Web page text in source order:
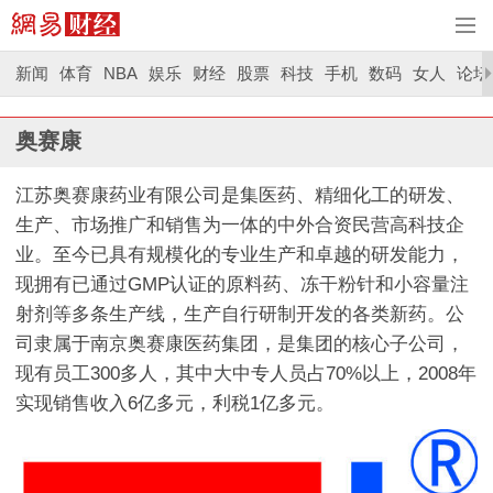
新闻 体育 NBA 娱乐 财经 股票 科技 手机 数码 女人 论坛
奥赛康
江苏奥赛康药业有限公司是集医药、精细化工的研发、
生产、市场推广和销售为一体的中外合资民营高科技企
业。至今已具有规模化的专业生产和卓越的研发能力，
现拥有已通过GMP认证的原料药、冻干粉针和小容量注
射剂等多条生产线，生产自行研制开发的各类新药。公
司隶属于南京奥赛康医药集团，是集团的核心子公司，
现有员工300多人，其中大中专人员占70%以上，2008年
实现销售收入6亿多元，利税1亿多元。